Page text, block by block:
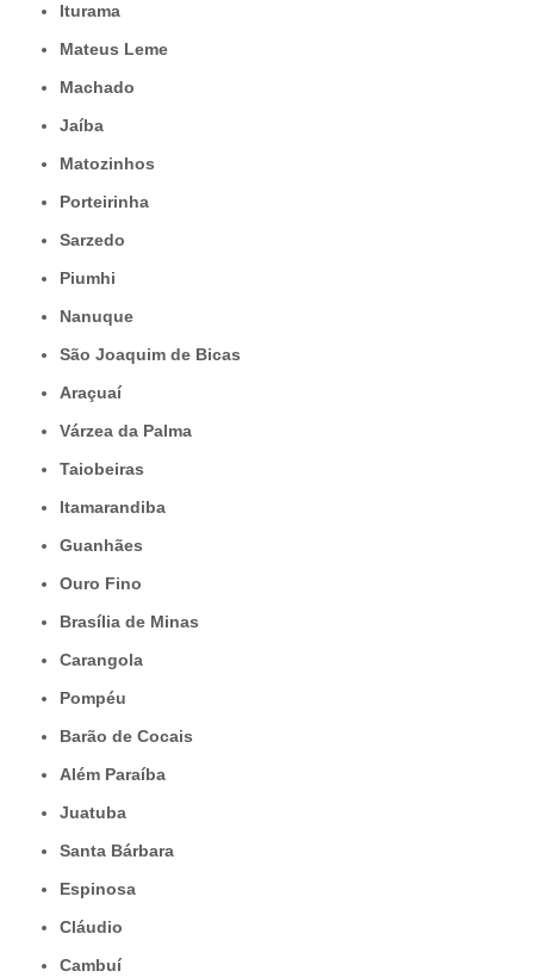
Iturama
Mateus Leme
Machado
Jaíba
Matozinhos
Porteirinha
Sarzedo
Piumhi
Nanuque
São Joaquim de Bicas
Araçuaí
Várzea da Palma
Taiobeiras
Itamarandiba
Guanhães
Ouro Fino
Brasília de Minas
Carangola
Pompéu
Barão de Cocais
Além Paraíba
Juatuba
Santa Bárbara
Espinosa
Cláudio
Cambuí